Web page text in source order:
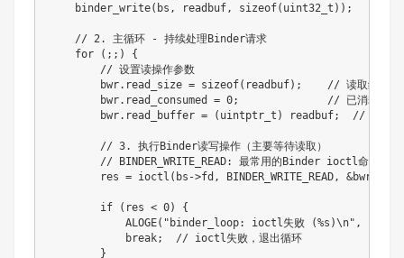
    binder_write(bs, readbuf, sizeof(uint32_t));
    // 2. 主循环 - 持续处理Binder请求
    for (;;) {
        // 设置读操作参数
bwr.read_size = sizeof(readbuf);    // 读取缓冲区
bwr.read_consumed = 0;              // 已消耗数据
bwr.read_buffer = (uintptr_t) readbuf;  // 读取缓
        // 3. 执行Binder读写操作（主要等待读取）
        // BINDER_WRITE_READ: 最常用的Binder ioctl命令
        res = ioctl(bs->fd, BINDER_WRITE_READ, &bwr);
        if (res < 0) {
ALOGE("binder_loop: ioctl失败 (%s)\n",
            break;  // ioctl失败，退出循环
        }